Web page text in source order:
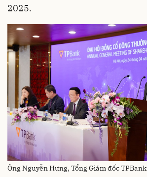
2025.
Ông Nguyễn Hưng, Tổng Giám đốc TPBank